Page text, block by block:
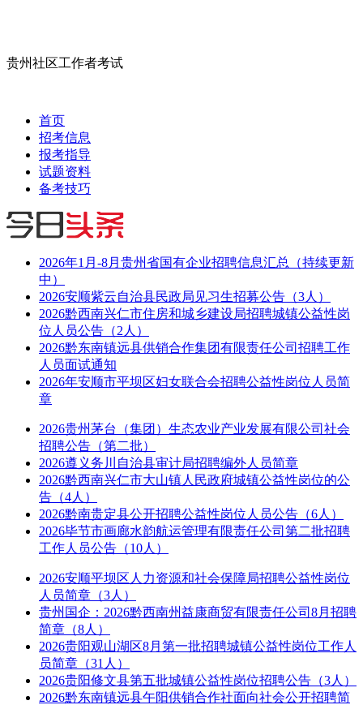
贵州社区工作者考试
首页
招考信息
报考指导
试题资料
备考技巧
2026年1月-8月贵州省国有企业招聘信息汇总（持续更新
中）
2026安顺紫云自治县民政局见习生招募公告（3人）
2026黔西南兴仁市住房和城乡建设局招聘城镇公益性岗
位人员公告（2人）
2026黔东南镇远县供销合作集团有限责任公司招聘工作
人员面试通知
2026年安顺市平坝区妇女联合会招聘公益性岗位人员简
章
2026贵州茅台（集团）生态农业产业发展有限公司社会
招聘公告（第二批）
2026遵义务川自治县审计局招聘编外人员简章
2026黔西南兴仁市大山镇人民政府城镇公益性岗位的公
告（4人）
2026黔南贵定县公开招聘公益性岗位人员公告（6人）
2026毕节市画廊水韵航运管理有限责任公司第二批招聘
工作人员公告（10人）
2026安顺平坝区人力资源和社会保障局招聘公益性岗位
人员简章（3人）
贵州国企：2026黔西南州益康商贸有限责任公司8月招聘
简章（8人）
2026贵阳观山湖区8月第一批招聘城镇公益性岗位工作人
员简章（31人）
2026贵阳修文县第五批城镇公益性岗位招聘公告（3人）
2026黔东南镇远县午阳供销合作社面向社会公开招聘简